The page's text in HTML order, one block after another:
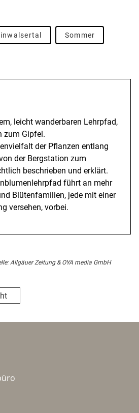
Sommer
leicht wanderbaren Lehrpfad,
zum Gipfel.
der Pflanzen entlang
der Bergstation zum
beschrieben und erklärt.
führt an mehr
Blütenfamilien, jede mit einer
versehen, vorbei.
Allgäuer Zeitung & OYA media GmbH